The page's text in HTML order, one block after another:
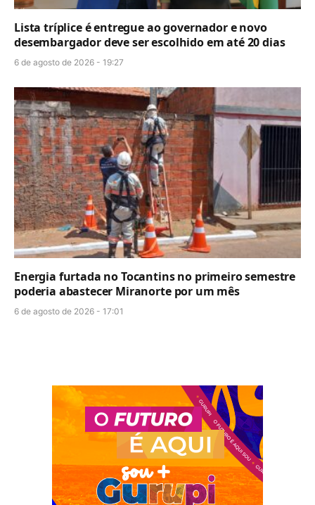
Lista tríplice é entregue ao governador e novo
desembargador deve ser escolhido em até 20 dias
6 de agosto de 2026 - 19:27
Energia furtada no Tocantins no primeiro semestre
poderia abastecer Miranorte por um mês
6 de agosto de 2026 - 17:01